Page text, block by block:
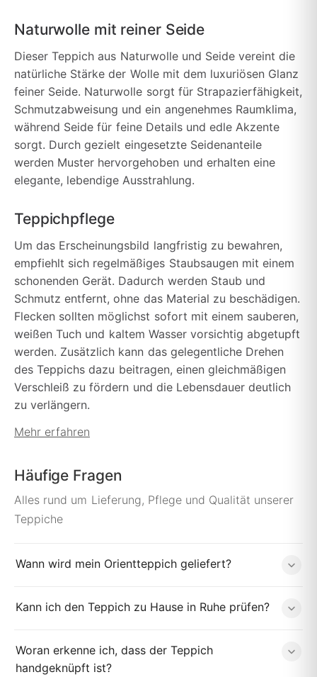
Naturwolle mit reiner Seide
Dieser Teppich aus Naturwolle und Seide vereint die
natürliche Stärke der Wolle mit dem luxuriösen Glanz
feiner Seide. Naturwolle sorgt für Strapazierfähigkeit,
Schmutzabweisung und ein angenehmes Raumklima,
während Seide für feine Details und edle Akzente
sorgt. Durch gezielt eingesetzte Seidenanteile
werden Muster hervorgehoben und erhalten eine
elegante, lebendige Ausstrahlung.
Teppichpflege
Um das Erscheinungsbild langfristig zu bewahren,
empfiehlt sich regelmäßiges Staubsaugen mit einem
schonenden Gerät. Dadurch werden Staub und
Schmutz entfernt, ohne das Material zu beschädigen.
Flecken sollten möglichst sofort mit einem sauberen,
weißen Tuch und kaltem Wasser vorsichtig abgetupft
werden. Zusätzlich kann das gelegentliche Drehen
des Teppichs dazu beitragen, einen gleichmäßigen
Verschleiß zu fördern und die Lebensdauer deutlich
zu verlängern.
Mehr erfahren
Häufige Fragen
Alles rund um Lieferung, Pflege und Qualität unserer
Teppiche
Wann wird mein Orientteppich geliefert?
Kann ich den Teppich zu Hause in Ruhe prüfen?
Woran erkenne ich, dass der Teppich
handgeknüpft ist?